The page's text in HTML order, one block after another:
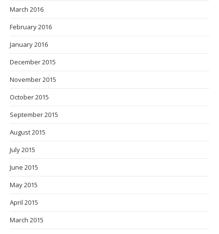
March 2016
February 2016
January 2016
December 2015
November 2015
October 2015
September 2015
August 2015
July 2015
June 2015
May 2015
April 2015
March 2015